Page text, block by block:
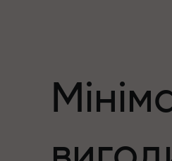
додає